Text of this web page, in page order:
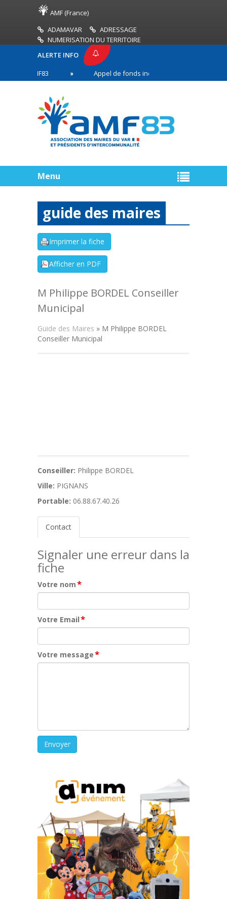
AMF (France)
ADAMAVAR
ADRESSAGE
NUMERISATION DU TERRITOIRE
ALERTE INFO
Appel de fonds incendies de forêt
première ligne
Menu
guide des maires
M Philippe BORDEL Conseiller
Municipal
Guide des Maires » M Philippe BORDEL
Conseiller Municipal
Conseiller: Philippe BORDEL
Ville: PIGNANS
Portable: 06.88.67.40.26
Contact
Signaler une erreur dans la
fiche
Votre nom*
Votre Email*
Votre message*